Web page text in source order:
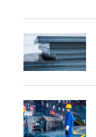
трамвайних
колій
Москви
і
Ярославля
Європі
виживуть
тільки
ЕДП:
PwC
Продажі
автомобілів